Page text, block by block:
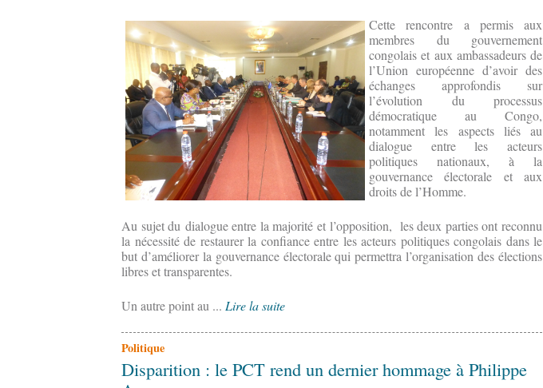
Cette rencontre a permis aux
membres du gouvernement
congolais et aux ambassadeurs de
l’Union européenne d’avoir des
échanges approfondis sur
l’évolution du processus
démocratique au Congo,
notamment les aspects liés au
dialogue entre les acteurs
politiques nationaux, à la
gouvernance électorale et aux
droits de l’Homme.
Au sujet du dialogue entre la majorité et l’opposition, les deux parties ont reconnu
la nécessité de restaurer la confiance entre les acteurs politiques congolais dans le
but d’améliorer la gouvernance électorale qui permettra l’organisation des élections
libres et transparentes.
Un autre point au ... Lire la suite
Politique
Disparition : le PCT rend un dernier hommage à Philippe